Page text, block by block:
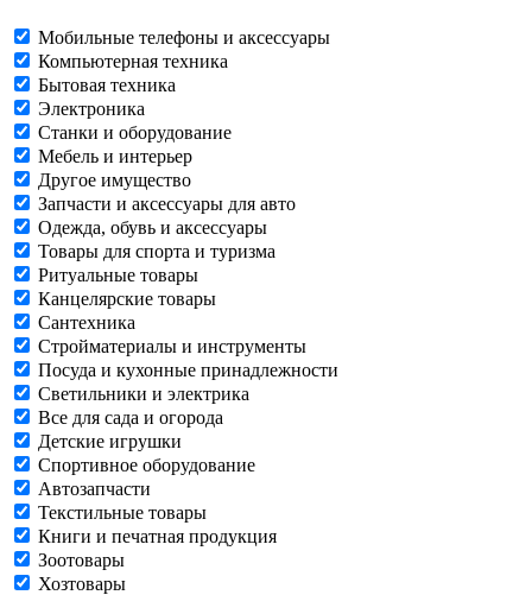
Мобильные телефоны и аксессуары
Компьютерная техника
Бытовая техника
Электроника
Станки и оборудование
Мебель и интерьер
Другое имущество
Запчасти и аксессуары для авто
Одежда, обувь и аксессуары
Товары для спорта и туризма
Ритуальные товары
Канцелярские товары
Сантехника
Стройматериалы и инструменты
Посуда и кухонные принадлежности
Светильники и электрика
Все для сада и огорода
Детские игрушки
Спортивное оборудование
Автозапчасти
Текстильные товары
Книги и печатная продукция
Зоотовары
Хозтовары